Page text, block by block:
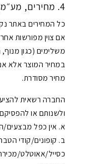
4. מחירים, מע״מ, מבצעים וקופונים
כל המחירים באתר
אם צוין מפורשות
משלימים (כגון מנוף,
במחיר המוצר אלא
מחיר מסודרת.
החברה רשאית
ולשנותם או
א. אין כפל מבצעים/
ב. קופונים/קודי
כסייל/אאוטלט/